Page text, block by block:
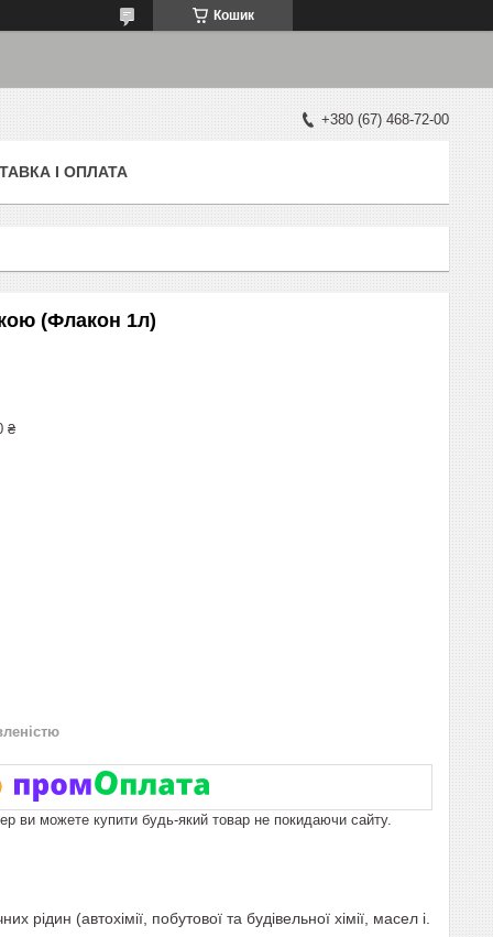
Кошик
+380 (67) 468-72-00
І ОПЛАТА
(Флакон 1л)
₴
ви можете купити будь-який товар не покидаючи сайту.
(автохімії, побутової та будівельної хімії, масел і.